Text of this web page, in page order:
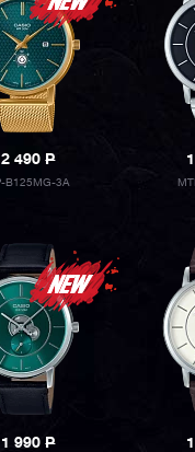
490P
B125MG-3A
990P